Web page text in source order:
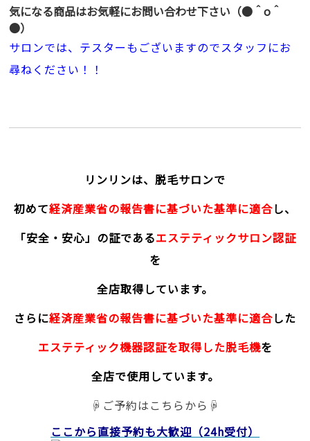
気になる商品はお気軽にお問い合わせ下さい（●＾o＾
●）
サロンでは、テスターもございますのでスタッフにお
尋ねください！！
リンリンは、脱毛サロンで
初めて経済産業省の報告書に基づいた基準に適合し、
「安全・安心」の証であるエステティックサロン認証
を
全店取得しています。
さらに経済産業省の報告書に基づいた基準に適合した
エステティック機器認証を取得した脱毛機を
全店で使用しています。
☟ご予約はこちらから☟
ここから直接予約も大歓迎（24h受付）